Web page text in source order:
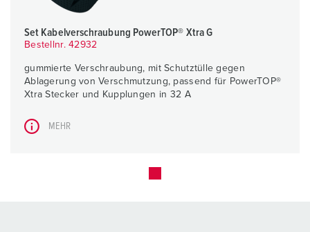
Set Kabelverschraubung PowerTOP® Xtra G
Bestellnr. 42932
gummierte Verschraubung, mit Schutztülle gegen
Ablagerung von Verschmutzung, passend für PowerTOP®
Xtra Stecker und Kupplungen in 32 A
MEHR